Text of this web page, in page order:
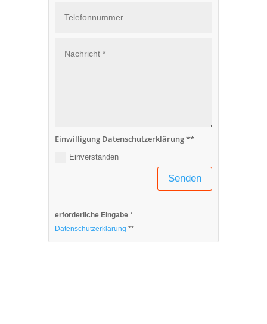
Einwilligung Datenschutzerklärung **
Einverstanden
Senden
erforderliche Eingabe*
Datenschutzerklärung **